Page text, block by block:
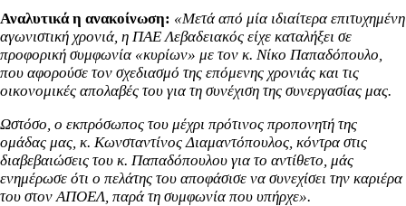
Αναλυτικά η ανακοίνωση: «Μετά από μία ιδιαίτερα επιτυχημένη
αγωνιστική χρονιά, η ΠΑΕ Λεβαδειακός είχε καταλήξει σε
προφορική συμφωνία «κυρίων» με τον κ. Νίκο Παπαδόπουλο,
που αφορούσε τον σχεδιασμό της επόμενης χρονιάς και τις
οικονομικές απολαβές του για τη συνέχιση της συνεργασίας μας.
Ωστόσο, ο εκπρόσωπος του μέχρι πρότινος προπονητή της
ομάδας μας, κ. Κωνσταντίνος Διαμαντόπουλος, κόντρα στις
διαβεβαιώσεις του κ. Παπαδόπουλου για το αντίθετο, μάς
ενημέρωσε ότι ο πελάτης του αποφάσισε να συνεχίσει την καριέρα
του στον ΑΠΟΕΛ, παρά τη συμφωνία που υπήρχε».